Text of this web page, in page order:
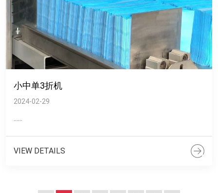
小中单3折机
2024-02-29
......
VIEW DETAILS